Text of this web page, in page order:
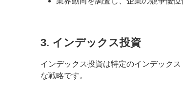
3. インデックス投資
インデックス投資は特定のインデック
な戦略です。